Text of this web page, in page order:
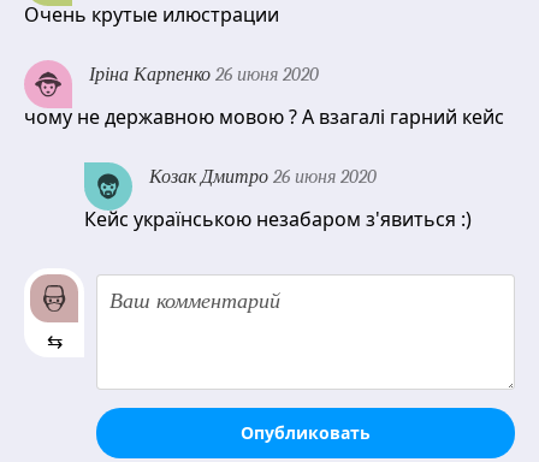
Очень крутые илюстрации
Іріна Карпенко 26 июня 2020
чому не державною мовою ? А взагалі гарний кейс
Козак Дмитро 26 июня 2020
Кейс українською незабаром з'явиться :)
⇆
Опубликовать